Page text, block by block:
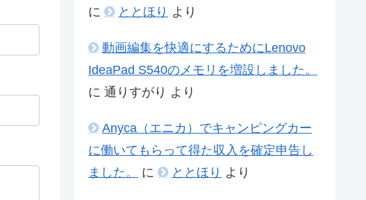
に
ととほり より
動画編集を快適にするためにLenovo
IdeaPad S540のメモリを増設しました。
に 通りすがり より
Anyca（エニカ）でキャンピングカー
に働いてもらって得た収入を確定申告し
ました。
に ととほり より